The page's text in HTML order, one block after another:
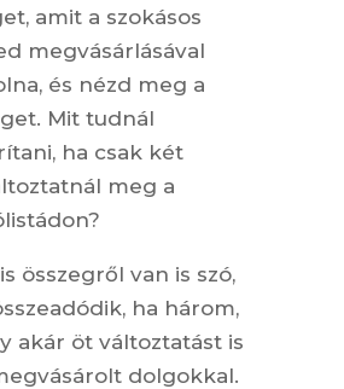
amit a szokásos
megvásárlásával
és nézd meg a
Mit tudnál
ha csak két
meg a
összegről van is szó,
ha három,
akár öt változtatást is
dolgokkal.